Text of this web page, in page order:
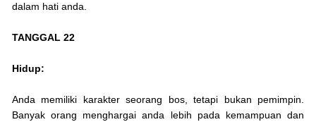
dalam hati anda.
TANGGAL 22
Hidup:
Anda memiliki karakter seorang bos, tetapi bukan pemimpin.
Banyak orang menghargai anda lebih pada kemampuan dan